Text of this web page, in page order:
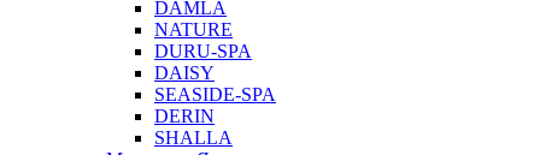
DAMLA
NATURE
DURU-SPA
DAISY
SEASIDE-SPA
DERIN
SHALLA